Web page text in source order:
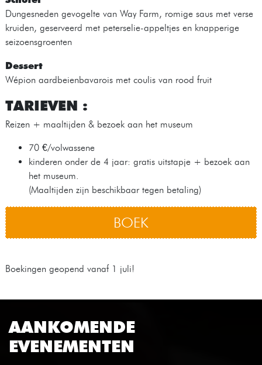
Dungesneden gevogelte van Way Farm, romige saus met verse
kruiden, geserveerd met peterselie-appeltjes en knapperige
seizoensgroenten
Dessert
Wépion aardbeienbavarois met coulis van rood fruit
TARIEVEN :
Reizen + maaltijden & bezoek aan het museum
70 €/volwassene
kinderen onder de 4 jaar: gratis uitstapje + bezoek aan
het museum.
(Maaltijden zijn beschikbaar tegen betaling)
BOEK
Boekingen geopend vanaf 1 juli!
AANKOMENDE
EVENEMENTEN